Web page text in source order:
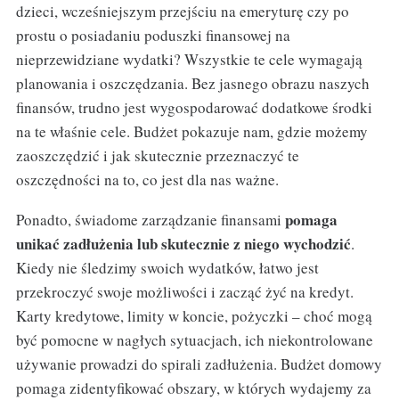
dzieci, wcześniejszym przejściu na emeryturę czy po
prostu o posiadaniu poduszki finansowej na
nieprzewidziane wydatki? Wszystkie te cele wymagają
planowania i oszczędzania. Bez jasnego obrazu naszych
finansów, trudno jest wygospodarować dodatkowe środki
na te właśnie cele. Budżet pokazuje nam, gdzie możemy
zaoszczędzić i jak skutecznie przeznaczyć te
oszczędności na to, co jest dla nas ważne.
Ponadto, świadome zarządzanie finansami pomaga
unikać zadłużenia lub skutecznie z niego wychodzić.
Kiedy nie śledzimy swoich wydatków, łatwo jest
przekroczyć swoje możliwości i zacząć żyć na kredyt.
Karty kredytowe, limity w koncie, pożyczki – choć mogą
być pomocne w nagłych sytuacjach, ich niekontrolowane
używanie prowadzi do spirali zadłużenia. Budżet domowy
pomaga zidentyfikować obszary, w których wydajemy za